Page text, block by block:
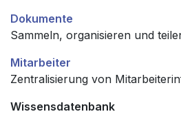
Dokumente
Sammeln, organisieren und
Mitarbeiter
Zentralisierung von
Wissensdatenbank